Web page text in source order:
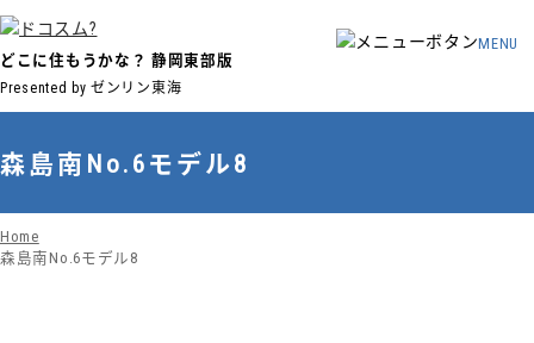
どこに住もうかな？ 静岡東部版
Presented by ゼンリン東海
森島南No.6モデル8
Home
森島南No.6モデル8
MENU